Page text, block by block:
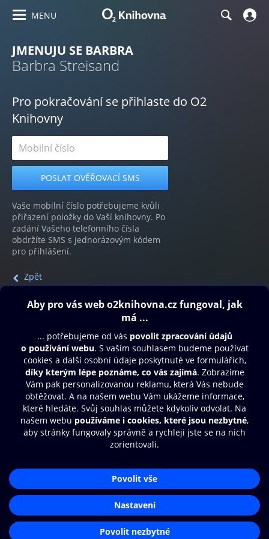
MENU
JMENUJU SE BARBRA
Barbra Streisand
Pro pokračování se přihlaste do O2
Knihovny
Vaše mobilní číslo potřebujeme kvůli
přiřazení položky do Vaší knihovny. Po
zadání Vašeho telefonního čísla
obdržíte SMS s jednorázovým kódem
pro přihlášení.
Zpět
Obsah ke stažení
Moje O2 Knihovna
Další zábava
© O2 Czech Republic a.s.
Přístupnost
Zásady zpracování osobních údajů
Nastavení cookies
Aplikace O2 Knihovna
Čti a poslouchej své e-knihy a
audioknihy rychleji a pohodlněji.